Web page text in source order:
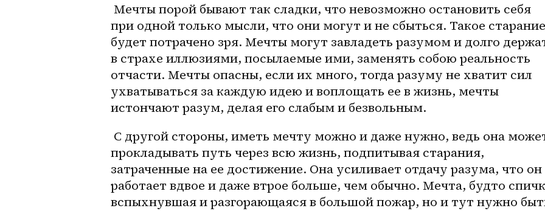
при одной только мысли, что они могут и не сбыться. Такое старание
будет потрачено зря. Мечты могут завладеть разумом и долго
в страхе иллюзиями, посылаемые ими, заменять собою реальность
отчасти. Мечты опасны, если их много, тогда разуму не хватит сил
ухватываться за каждую идею и воплощать ее в жизнь, мечты
истончают разум, делая его слабым и безвольным.
прокладывать путь через всю жизнь, подпитывая старания,
затраченные на ее достижение. Она усиливает отдачу разума, что он
работает вдвое и даже втрое больше, чем обычно. Мечта, будто
вспыхнувшая и разгорающаяся в большой пожар, но и тут нужно